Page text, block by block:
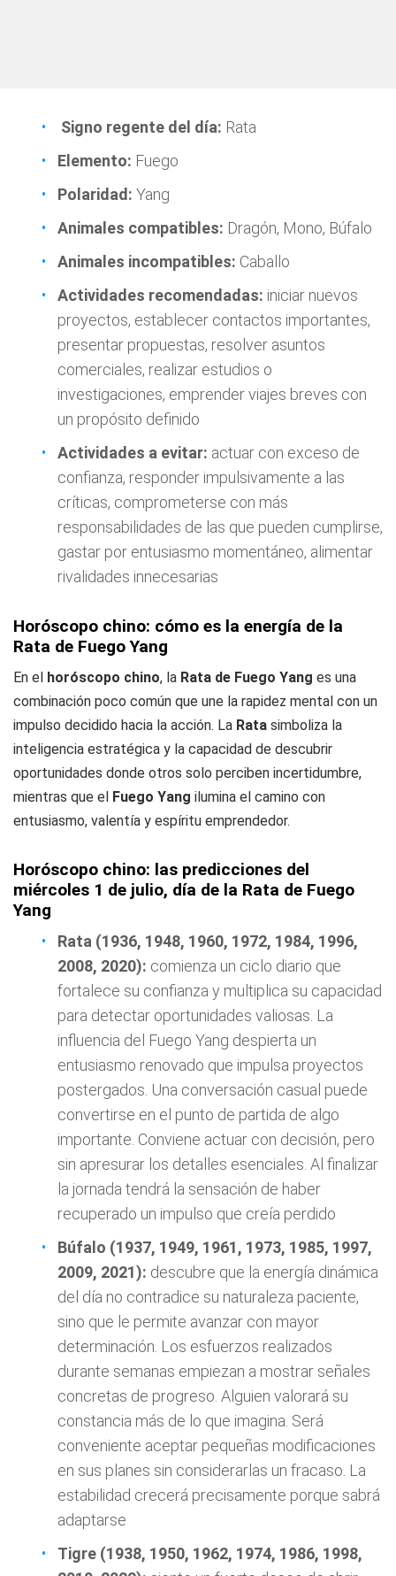
Signo regente del día: Rata
Elemento: Fuego
Polaridad: Yang
Animales compatibles: Dragón, Mono, Búfalo
Animales incompatibles: Caballo
Actividades recomendadas: iniciar nuevos
proyectos, establecer contactos importantes,
presentar propuestas, resolver asuntos
comerciales, realizar estudios o
investigaciones, emprender viajes breves con
un propósito definido
Actividades a evitar: actuar con exceso de
confianza, responder impulsivamente a las
críticas, comprometerse con más
responsabilidades de las que pueden cumplirse,
gastar por entusiasmo momentáneo, alimentar
rivalidades innecesarias
Horóscopo chino: cómo es la energía de la
Rata de Fuego Yang
En el horóscopo chino, la Rata de Fuego Yang es una
combinación poco común que une la rapidez mental con un
impulso decidido hacia la acción. La Rata simboliza la
inteligencia estratégica y la capacidad de descubrir
oportunidades donde otros solo perciben incertidumbre,
mientras que el Fuego Yang ilumina el camino con
entusiasmo, valentía y espíritu emprendedor.
Horóscopo chino: las predicciones del
miércoles 1 de julio, día de la Rata de Fuego
Yang
Rata (1936, 1948, 1960, 1972, 1984, 1996,
2008, 2020): comienza un ciclo diario que
fortalece su confianza y multiplica su capacidad
para detectar oportunidades valiosas. La
influencia del Fuego Yang despierta un
entusiasmo renovado que impulsa proyectos
postergados. Una conversación casual puede
convertirse en el punto de partida de algo
importante. Conviene actuar con decisión, pero
sin apresurar los detalles esenciales. Al finalizar
la jornada tendrá la sensación de haber
recuperado un impulso que creía perdido
Búfalo (1937, 1949, 1961, 1973, 1985, 1997,
2009, 2021): descubre que la energía dinámica
del día no contradice su naturaleza paciente,
sino que le permite avanzar con mayor
determinación. Los esfuerzos realizados
durante semanas empiezan a mostrar señales
concretas de progreso. Alguien valorará su
constancia más de lo que imagina. Será
conveniente aceptar pequeñas modificaciones
en sus planes sin considerarlas un fracaso. La
estabilidad crecerá precisamente porque sabrá
adaptarse
Tigre (1938, 1950, 1962, 1974, 1986, 1998,